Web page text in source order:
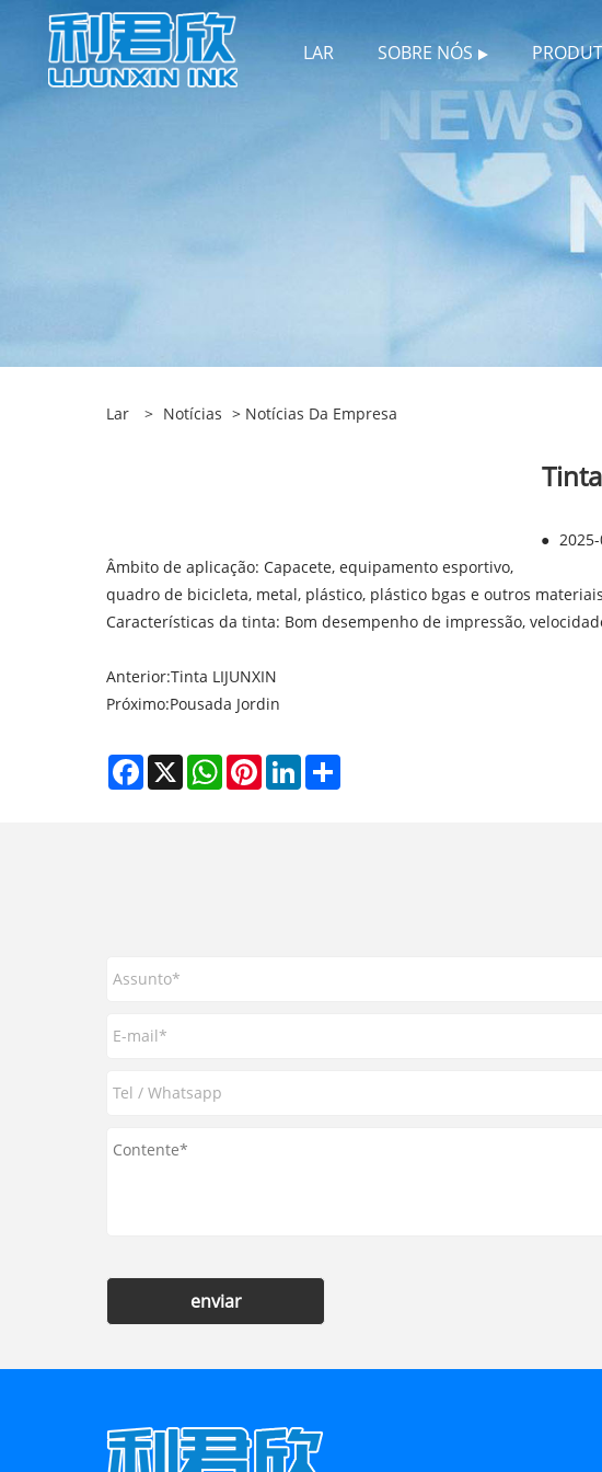
LAR SOBRE NÓS
Lar > Notícias > Notícias Da Empresa
●
Âmbito de aplicação: Capacete, equipamento esportivo,
quadro de bicicleta, metal, plástico, plástico bgas e outros
Características da tinta: Bom desempenho de impressão,
Anterior:Tinta LIJUNXIN
Próximo:Pousada Jordin
Facebook
X WhatsAppPinterestLinkedIn
enviar